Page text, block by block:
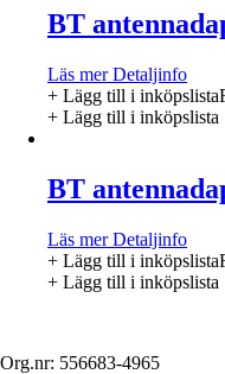
BT
Läs merDetaljinfo
+ Lägg till i inköpslista
+ Lägg till i inköpslista
BT
Läs merDetaljinfo
+ Lägg till i inköpslista
+ Lägg till i inköpslista
Org.nr: 556683-4965